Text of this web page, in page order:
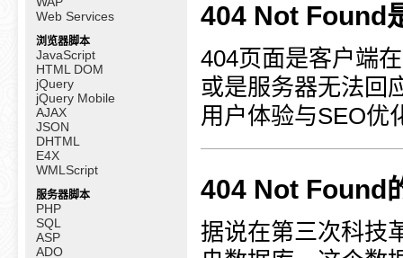
Web Services
浏览器脚本
JavaScript
HTML DOM
jQuery
jQuery Mobile
AJAX
JSON
DHTML
E4X
WMLScript
服务器脚本
PHP
SQL
ASP
ADO
404 Not Found
404页面是客户端
或是服务器无法回
用户体验与SEO优
404 Not Found
据说在第三次科技